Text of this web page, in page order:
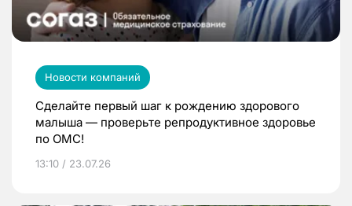
Новости компаний
Сделайте первый шаг к рождению здорового
малыша — проверьте репродуктивное здоровье
по ОМС!
13:10 / 23.07.26